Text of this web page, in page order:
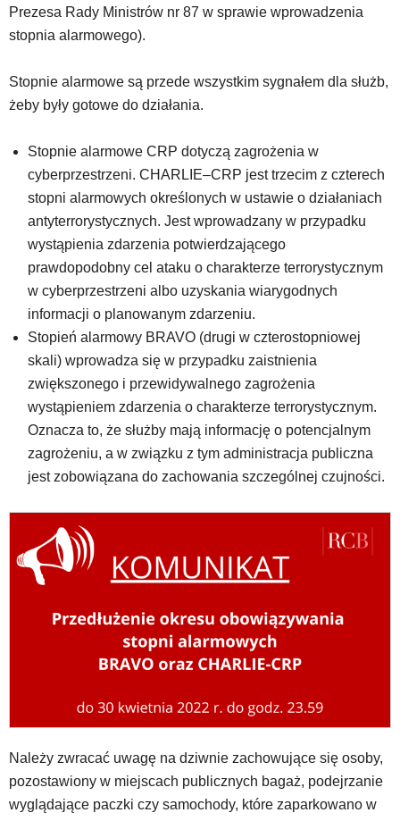
Prezesa Rady Ministrów nr 87 w sprawie wprowadzenia
stopnia alarmowego).
Stopnie alarmowe są przede wszystkim sygnałem dla służb,
żeby były gotowe do działania.
Stopnie alarmowe CRP dotyczą zagrożenia w
cyberprzestrzeni. CHARLIE–CRP jest trzecim z czterech
stopni alarmowych określonych w ustawie o działaniach
antyterrorystycznych. Jest wprowadzany w przypadku
wystąpienia zdarzenia potwierdzającego
prawdopodobny cel ataku o charakterze terrorystycznym
w cyberprzestrzeni albo uzyskania wiarygodnych
informacji o planowanym zdarzeniu.
Stopień alarmowy BRAVO (drugi w czterostopniowej
skali) wprowadza się w przypadku zaistnienia
zwiększonego i przewidywalnego zagrożenia
wystąpieniem zdarzenia o charakterze terrorystycznym.
Oznacza to, że służby mają informację o potencjalnym
zagrożeniu, a w związku z tym administracja publiczna
jest zobowiązana do zachowania szczególnej czujności.
Należy zwracać uwagę na dziwnie zachowujące się osoby,
pozostawiony w miejscach publicznych bagaż, podejrzanie
wyglądające paczki czy samochody, które zaparkowano w